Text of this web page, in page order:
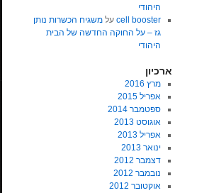
היהודי
cell boosterעל משגיח הכשרות נותן
גז – על החוקה החדשה של הבית
היהודי
ארכיון
מרץ 2016
אפריל 2015
ספטמבר 2014
אוגוסט 2013
אפריל 2013
ינואר 2013
דצמבר 2012
נובמבר 2012
אוקטובר 2012